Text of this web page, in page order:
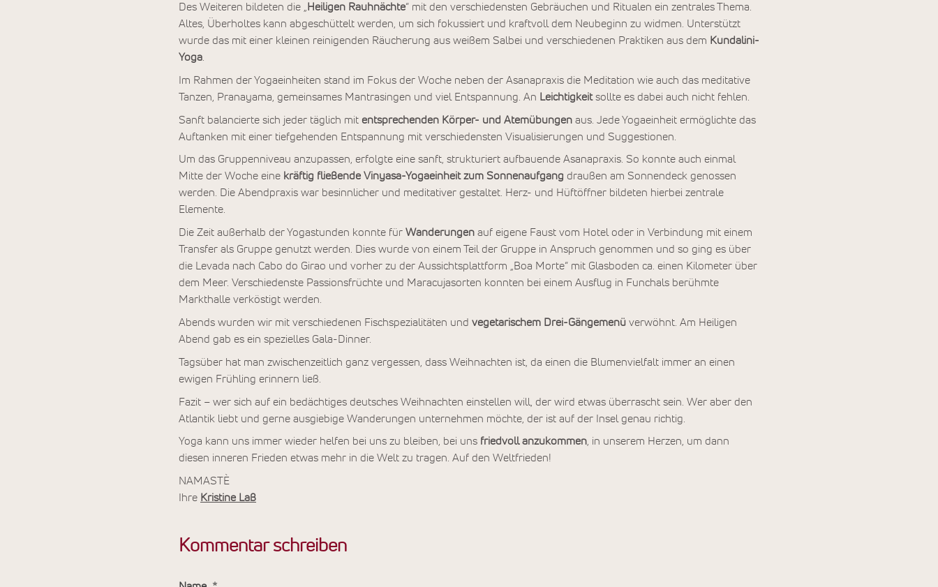
Des Weiteren bildeten die „ Heiligen Rauhnächte“ mit den verschiedensten Gebräuchen und Ritualen ein zentrales Thema.
Altes, Überholtes kann abgeschüttelt werden, um sich fokussiert und kraftvoll dem Neubeginn zu widmen. Unterstützt
wurde das mit einer kleinen reinigenden Räucherung aus weißem Salbei und verschiedenen Praktiken aus dem Kundalini-
Yoga
Im Rahmen der Yogaeinheiten stand im Fokus der Woche neben der Asanapraxis die Meditation wie auch das meditative
Tanzen, Pranayama, gemeinsames Mantrasingen und viel Entspannung. An Leichtigkeitsollte es dabei auch nicht fehlen.
Sanft balancierte sich jeder täglich mit entsprechenden Körper- und Atemübungen aus. Jede Yogaeinheit ermöglichte das
Auftanken mit einer tiefgehenden Entspannung mit verschiedensten Visualisierungen und Suggestionen.
Um das Gruppenniveau anzupassen, erfolgte eine sanft, strukturiert aufbauende Asanapraxis. So konnte auch einmal
Mitte der Woche eine kräftig fließende Vinyasa-Yogaeinheit zum Sonnenaufgang draußen am Sonnendeck genossen
werden. Die Abendpraxis war besinnlicher und meditativer gestaltet. Herz- und Hüftöffner bildeten hierbei zentrale
Elemente.
Die Zeit außerhalb der Yogastunden konnte für Wanderungen auf eigene Faust vom Hotel oder in Verbindung mit einem
Transfer als Gruppe genutzt werden. Dies wurde von einem Teil der Gruppe in Anspruch genommen und so ging es über
die Levada nach Cabo do Girao und vorher zu der Aussichtsplattform „Boa Morte“ mit Glasboden ca. einen Kilometer über
dem Meer. Verschiedenste Passionsfrüchte und Maracujasorten konnten bei einem Ausflug in Funchals berühmte
Markthalle verköstigt werden.
Abends wurden wir mit verschiedenen Fischspezialitäten und vegetarischem Drei-Gängemenü verwöhnt. Am Heiligen
Abend gab es ein spezielles Gala-Dinner.
Tagsüber hat man zwischenzeitlich ganz vergessen, dass Weihnachten ist, da einen die Blumenvielfalt immer an einen
ewigen Frühling erinnern ließ.
Fazit – wer sich auf ein bedächtiges deutsches Weihnachten einstellen will, der wird etwas überrascht sein. Wer aber den
Atlantik liebt und gerne ausgiebige Wanderungen unternehmen möchte, der ist auf der Insel genau richtig.
Yoga kann uns immer wieder helfen bei uns zu bleiben, bei uns friedvoll anzukommen, in unserem Herzen, um dann
diesen inneren Frieden etwas mehr in die Welt zu tragen. Auf den Weltfrieden!
NAMASTÈ
Ihre Kristine Laß
Kommentar schreiben